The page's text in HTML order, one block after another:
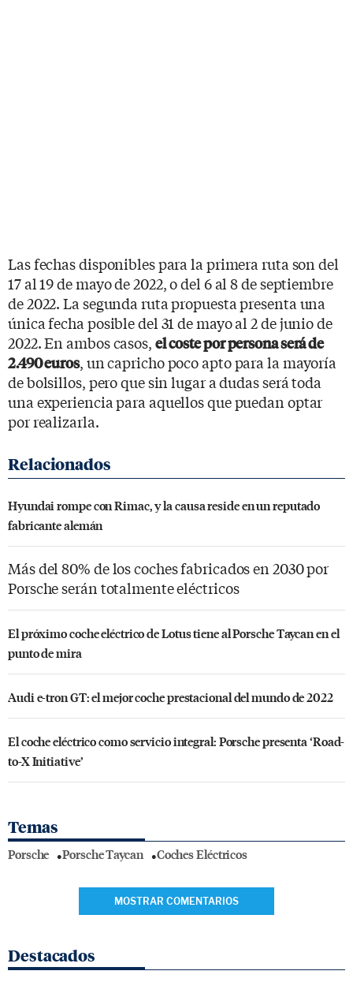
Las fechas disponibles para la primera ruta son del
17 al 19 de mayo de 2022, o del 6 al 8 de septiembre
de 2022. La segunda ruta propuesta presenta una
única fecha posible del 31 de mayo al 2 de junio de
2022. En ambos casos, el coste por persona será de
2.490 euros, un capricho poco apto para la mayoría
de bolsillos, pero que sin lugar a dudas será toda
una experiencia para aquellos que puedan optar
por realizarla.
Hyundai rompe con Rimac, y la causa reside en un reputado
fabricante alemán
Más del 80% de los coches fabricados en 2030 por
Porsche serán totalmente eléctricos
El próximo coche eléctrico de Lotus tiene al Porsche Taycan en el
punto de mira
Audi e-tron GT: el mejor coche prestacional del mundo de 2022
El coche eléctrico como servicio integral: Porsche presenta ‘Road-
to-X Initiative’
Temas
Porsche Porsche Taycan Coches Eléctricos
MOSTRAR COMENTARIOS
Destacados